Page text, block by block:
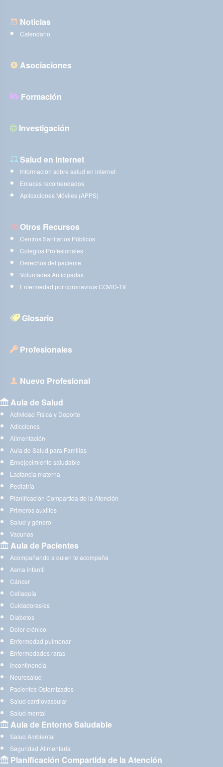
Noticias
Calendario
Asociaciones
Formación
Investigación
Salud en Internet
Información sobre salud en internet
Enlaces recomendados
Aplicaciones Móviles (APPS)
Otros Recursos
Centros Sanitarios Públicos
Colegios Profesionales
Derechos del paciente
Voluntades Anticipadas
Enfermedad por coronavirus COVID-19
Glosario
Profesionales
Nuevo Profesional
Aula de Salud
Actividad Física y Deporte
Adicciones
Alimentación
Aula de Salud para Familias
Envejecimiento saludable
Lactancia materna
Pediatría
Planificación Compartida de la Atención
Primeros auxilios
Salud y género
Vacunas
Aula de Pacientes
Acompañando a quien te acompaña
Asma infantil
Cáncer
Celiaquía
Cuidadoras/es
Diabetes
Dolor crónico
Enfermedad pulmonar
Enfermedades raras
Incontinencia
Neurosalud
Pacientes Ostomizados
Salud cardiovascular
Salud mental
Aula de Entorno Saludable
Salud Ambiental
Seguridad Alimentaria
Planificación Compartida de la Atención